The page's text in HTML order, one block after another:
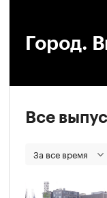
Город.
Все
За все время